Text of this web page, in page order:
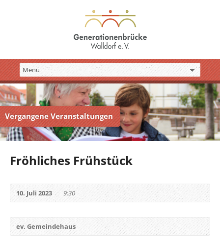
Vergangene Veranstaltungen
Fröhliches Frühstück
10. Juli 2023 9:30
ev. Gemeindehaus